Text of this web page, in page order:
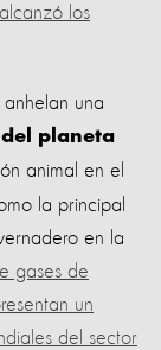
los
una
planeta
animal en el
la principal
en la
gases de
un
del sector